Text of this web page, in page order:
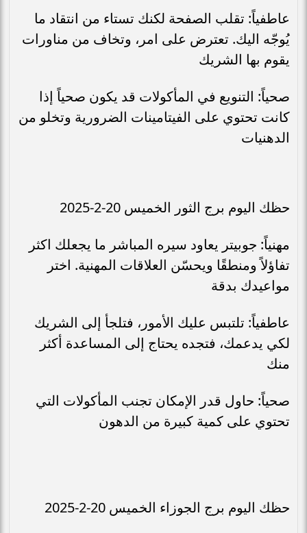
عاطفياً: تقلب الصفحة لكنك تستاء من انتقاد ما
يُوجّه اليك. تعترض على امر، وتخاف من مناورات
يقوم بها الشريك
صحياً: التنويع في المأكولات قد يكون صحياً إذا
كانت تحتوي على الفيتامينات الضرورية وتخلو من
الدهنيات
حظك اليوم برج الثور الخميس 20-2-2025
مهنياً: جوبيتر يعاود سيره المباشر ما يجعلك اكثر
تفاؤلاً ومنطقًا ويحسّن العلاقات المهنية. اختر
مواعيدك بدقة
عاطفياً: تلتبس عليك الأمور، فتلجأ إلى الشريك
لكي يدعمك، فتجده يحتاج إلى المساعدة أكثر
منك
صحياً: حاول قدر الإمكان تجنب المأكولات التي
تحتوي على كمية كبيرة من الدهون
حظك اليوم برج الجوزاء الخميس 20-2-2025